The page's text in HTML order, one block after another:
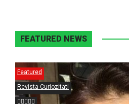
FEATURED NEWS
Featured
Revista Curiozitati